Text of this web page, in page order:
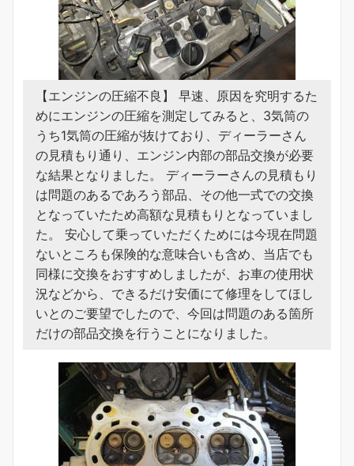
【エンジンの圧縮不良】 早速、原因を究明するた
めにエンジンの圧縮を測定してみると、3気筒の
うち1気筒の圧縮が抜けており、ディーラーさん
の見積もり通り、エンジン内部の部品交換が必要
な結果となりました。 ディーラーさんの見積もり
は問題のあるであろう部品、その他一式での交換
となっていたため高額な見積もりとなっていまし
た。 安心して乗っていただくためには今現在問題
ないところも保険的な意味合いも含め、当店でも
同様に交換をおすすめしましたが、お車の使用状
況などから、できるだけ安価にて修理をしてほし
いとのご要望でしたので、今回は問題のある箇所
だけの部品交換を行うことになりました。